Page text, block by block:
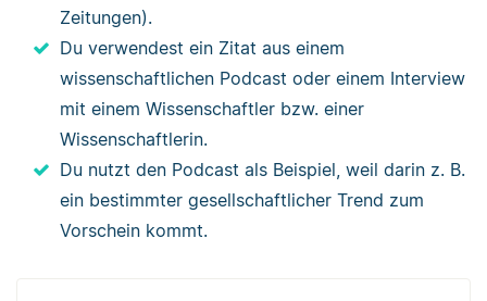
Zeitungen).
Du verwendest ein Zitat aus einem
wissenschaftlichen Podcast oder einem Interview
mit einem Wissenschaftler bzw. einer
Wissenschaftlerin.
Du nutzt den Podcast als Beispiel, weil darin z. B.
ein bestimmter gesellschaftlicher Trend zum
Vorschein kommt.